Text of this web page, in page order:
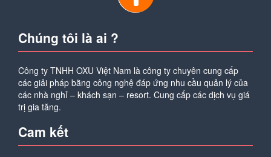
Chúng tôi là ai ?
Công ty TNHH OXU Việt Nam là công ty chuyên cung cấp
các giải pháp bằng công nghệ đáp ứng nhu cầu quản lý của
các nhà nghỉ – khách sạn – resort. Cung cấp các dịch vụ giá
trị gia tăng.
Cam kết